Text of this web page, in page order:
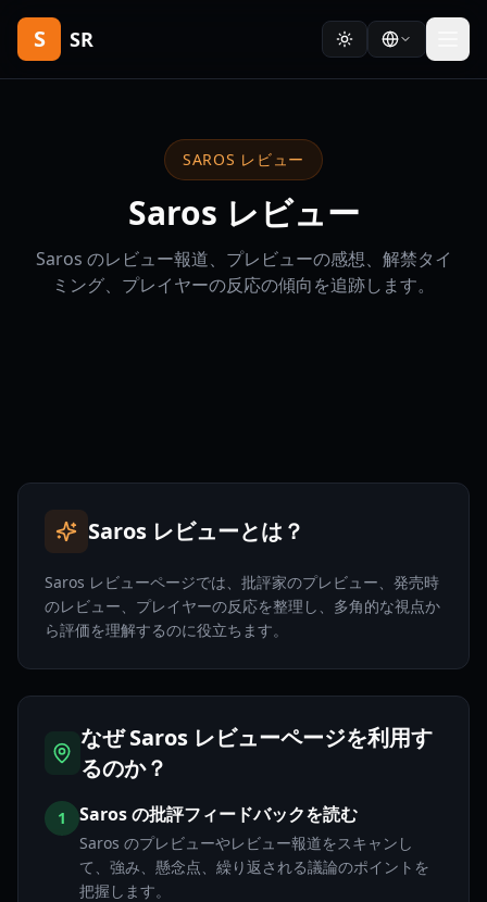
S SR
SAROS レビュー
Saros レビュー
Saros のレビュー報道、プレビューの感想、解禁タイ
ミング、プレイヤーの反応の傾向を追跡します。
Saros レビューとは？
Saros レビューページでは、批評家のプレビュー、発売時
のレビュー、プレイヤーの反応を整理し、多角的な視点か
ら評価を理解するのに役立ちます。
なぜ Saros レビューページを利用す
るのか？
1 Saros の批評フィードバックを読む
Saros のプレビューやレビュー報道をスキャンし
て、強み、懸念点、繰り返される議論のポイントを
把握します。